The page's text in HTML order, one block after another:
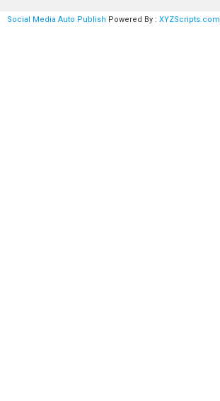
Social Media Auto Publish Powered By : XYZScripts.com